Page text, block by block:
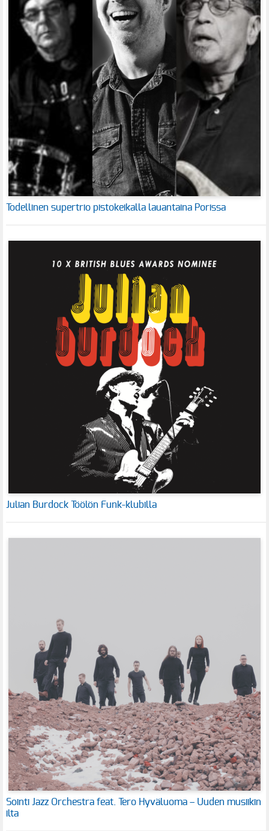
Todellinen supertrio pistokeikalla lauantaina Porissa
Julian Burdock Töölön Funk-klubilla
Sointi Jazz Orchestra feat. Tero Hyväluoma – Uuden musiikin
ilta